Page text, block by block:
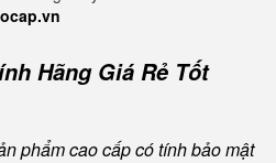
Hãng Giá Rẻ Tốt
phẩm cao cấp có tính bảo mật